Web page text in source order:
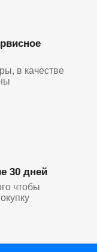
в качестве
30 дней
чтобы